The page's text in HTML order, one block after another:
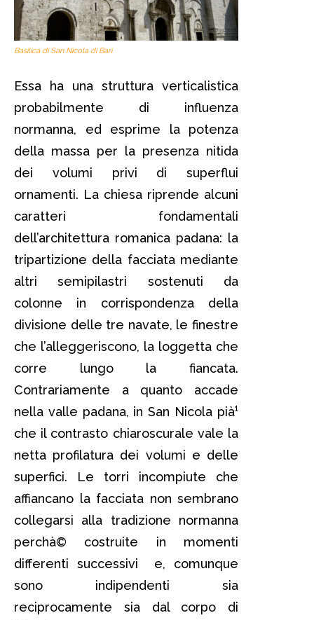
Basilica di San Nicola di Bari
Essa ha una struttura verticalistica
probabilmente di influenza
normanna, ed esprime la potenza
della massa per la presenza nitida
dei volumi privi di superflui
ornamenti. La chiesa riprende alcuni
caratteri fondamentali
dell’architettura romanica padana: la
tripartizione della facciata mediante
altri semipilastri sostenuti da
colonne in corrispondenza della
divisione delle tre navate, le finestre
che l’alleggeriscono, la loggetta che
corre lungo la fiancata.
Contrariamente a quanto accade
nella valle padana, in San Nicola pià¹
che il contrasto chiaroscurale vale la
netta profilatura dei volumi e delle
superfici. Le torri incompiute che
affiancano la facciata non sembrano
collegarsi alla tradizione normanna
perchà© costruite in momenti
differenti successivi e, comunque
sono indipendenti sia
reciprocamente sia dal corpo di